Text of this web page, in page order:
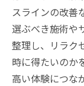
スラインの改善
選ぶべき施術や
整理し、リラク
時に得たいのか
高い体験につな